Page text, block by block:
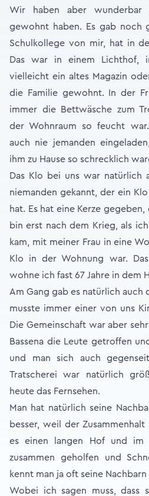
Wir haben aber
gewohnt haben. Es gab noch
Schulkollege von mir, hat in
Das war in einem Lichthof,
vielleicht ein altes Magazin
die Familie gewohnt. In der
immer die Bettwäsche zum
der Wohnraum so feucht
auch nie jemanden
ihm zu Hause so schrecklich
Das Klo bei uns war natürlich
niemanden gekannt, der ein
hat. Es hat eine Kerze
bin erst nach dem Krieg, als
kam, mit meiner Frau in eine
Klo in der Wohnung war.
wohne ich fast 67 Jahre in dem
Am Gang gab es natürlich auch
musste immer einer von uns
Die Gemeinschaft war aber
Bassena die Leute getroffen
und man sich auch
Tratscherei war natürlich
heute das Fernsehen.
Man hat natürlich seine
besser, weil der
es einen langen Hof und im
zusammen geholfen und
kennt man ja oft seine
Wobei ich sagen muss, dass